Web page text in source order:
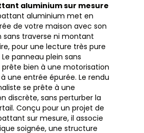
aluminium sur mesure
aluminium met en
de votre maison avec son
sans traverse ni montant
pour une lecture très pure
Le panneau plein sans
prête bien à une motorisation
une entrée épurée. Le rendu
se prête à une
discrète, sans perturber la
Conçu pour un projet de
sur mesure, il associe
soignée, une structure